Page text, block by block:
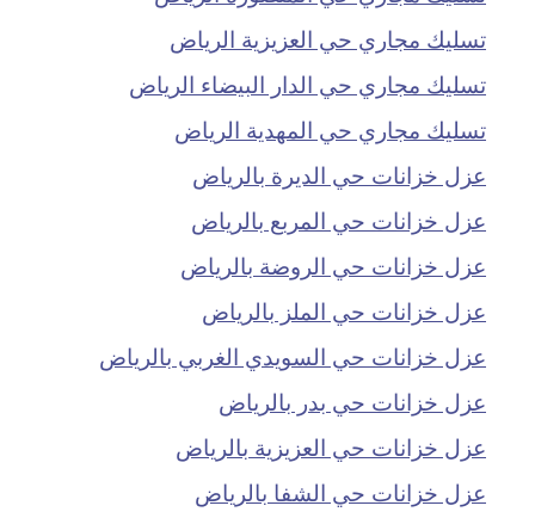
تسليك مجاري حي العزيزية الرياض
تسليك مجاري حي الدار البيضاء الرياض
تسليك مجاري حي المهدية الرياض
عزل خزانات حي الديرة بالرياض
عزل خزانات حي المربع بالرياض
عزل خزانات حي الروضة بالرياض
عزل خزانات حي الملز بالرياض
عزل خزانات حي السويدي الغربي بالرياض
عزل خزانات حي بدر بالرياض
عزل خزانات حي العزيزية بالرياض
عزل خزانات حي الشفا بالرياض